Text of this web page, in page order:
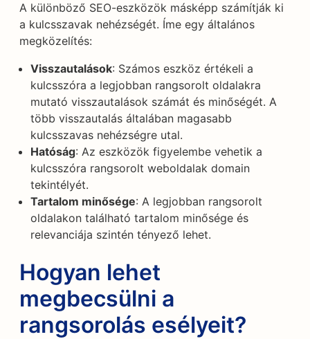
A különböző SEO-eszközök másképp számítják ki
a kulcsszavak nehézségét. Íme egy általános
megközelítés:
Visszautalások: Számos eszköz értékeli a
kulcsszóra a legjobban rangsorolt oldalakra
mutató visszautalások számát és minőségét. A
több visszautalás általában magasabb
kulcsszavas nehézségre utal.
Hatóság: Az eszközök figyelembe vehetik a
kulcsszóra rangsorolt weboldalak domain
tekintélyét.
Tartalom minősége: A legjobban rangsorolt
oldalakon található tartalom minősége és
relevanciája szintén tényező lehet.
Hogyan lehet
megbecsülni a
rangsorolás esélyeit?